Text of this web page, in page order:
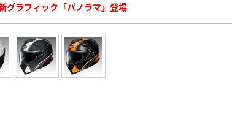
グラフィック「パノラマ」登場